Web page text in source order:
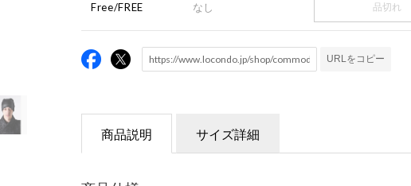
Free/FREE なし 品切れ
URLをコピー
商品説明 サイズ詳細